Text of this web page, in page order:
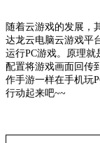
随着云游戏的发展，
达龙云电脑云游戏平
运行PC游戏。原理
配置将游戏画面回传
作手游一样在手机玩
行动起来吧~~